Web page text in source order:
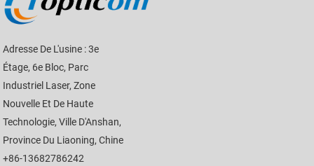
Adresse De L'usine : 3e
Étage, 6e Bloc, Parc
Industriel Laser, Zone
Nouvelle Et De Haute
Technologie, Ville D'Anshan,
Province Du Liaoning, Chine
+86-13682786242